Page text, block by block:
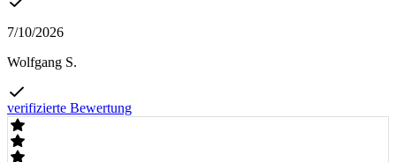
7/10/2026
Wolfgang S.
verifizierte Bewertung